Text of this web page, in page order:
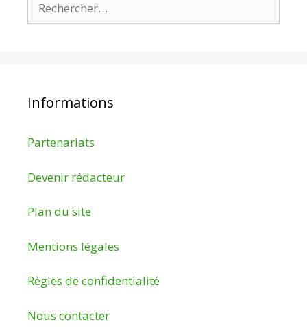
Informations
Partenariats
Devenir rédacteur
Plan du site
Mentions légales
Règles de confidentialité
Nous contacter